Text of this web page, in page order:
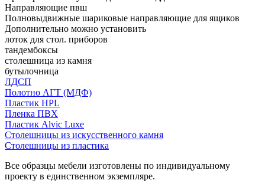
Направляющие пвш
Полновыдвижные шариковые направляющие для ящиков
Дополнительно можно установить
лоток для стол. приборов
тандембоксы
столешница из камня
бутылочница
ЛДСП
Полотно АГТ (МДФ)
Пластик HPL
Пленка ПВХ
Пластик Alvic Luxe
Столешницы из искусственного камня
Столешницы из пластика
Все образцы мебели изготовлены по индивидуальному
проекту в единственном экземпляре.